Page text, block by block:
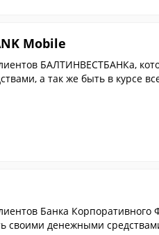
Mobile
БАЛТИНВЕСТБАНКа,
а так же быть в курсе
Банка Корпоративного
своими денежными